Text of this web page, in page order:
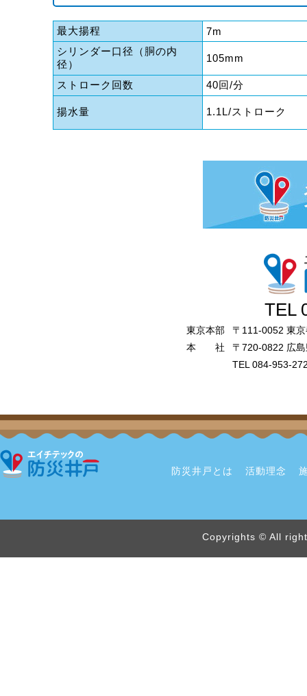
最大揚程
7m
シリンダー口径（胴の内
径）
105mm
ストローク回数 40回/分
揚水量 1.1L/ストローク
TEL
東京本部
本 社
〒111-0052 東
〒720-0822 広
TEL 084-953-
防災井戸とは 活動理念
Copyrights © All